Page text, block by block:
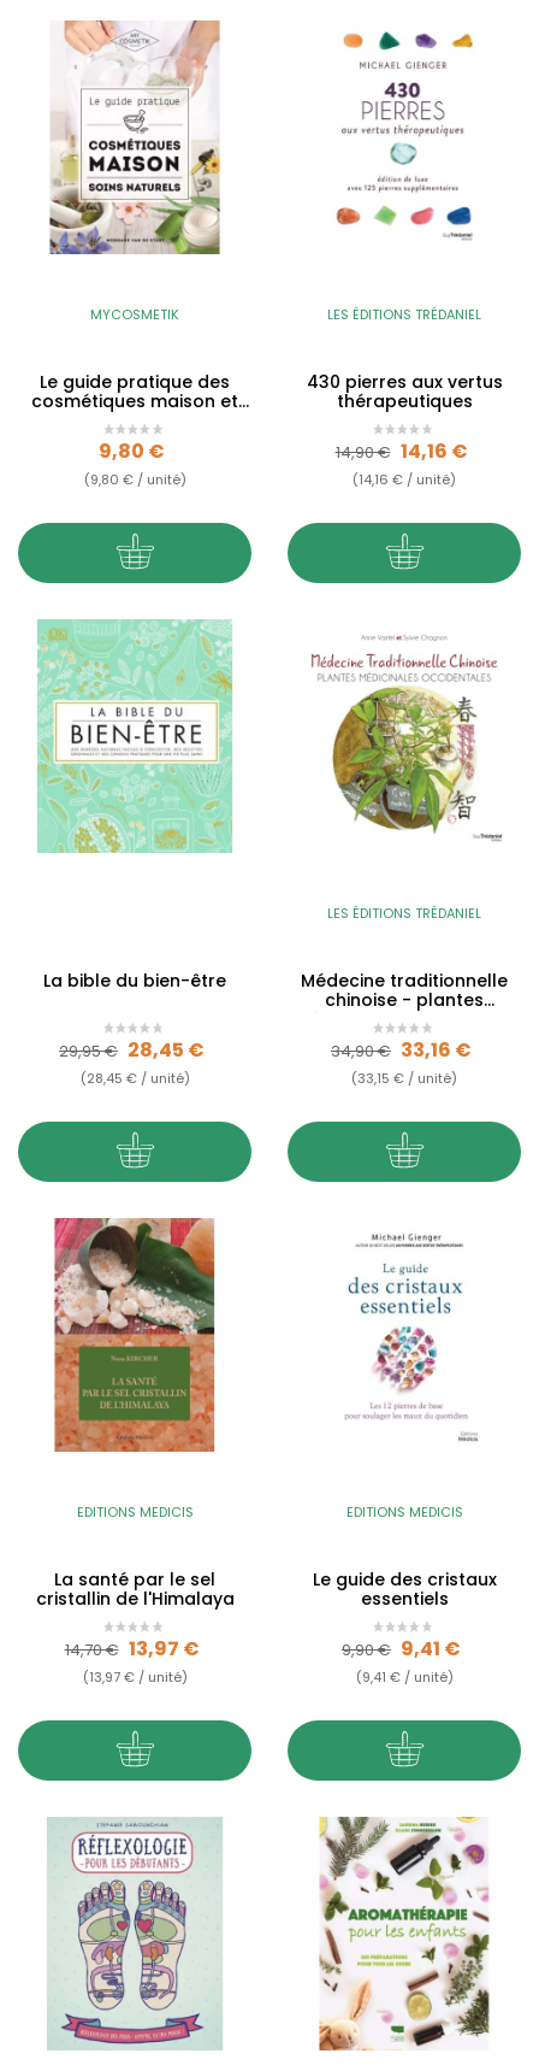
MYCOSMETIK
Le guide pratique des
cosmétiques maison et
soins naturels
Prix
9,80 €
(9,80 € / unité)
LES ÉDITIONS TRÉDANIEL
430 pierres aux vertus
thérapeutiques
Prix de base
14,90 € Prix
14,16 €
(14,16 € / unité)
La bible du bien-être
Prix de base
29,95 € Prix
28,45 €
(28,45 € / unité)
LES ÉDITIONS TRÉDANIEL
Médecine traditionnelle
chinoise - plantes
médicinales occidentales
Prix de base
34,90 € Prix
33,16 €
(33,15 € / unité)
EDITIONS MEDICIS
La santé par le sel
cristallin de l'Himalaya
Prix de base
14,70 € Prix
13,97 €
(13,97 € / unité)
EDITIONS MEDICIS
Le guide des cristaux
essentiels
Prix de base
9,90 € Prix
9,41 €
(9,41 € / unité)